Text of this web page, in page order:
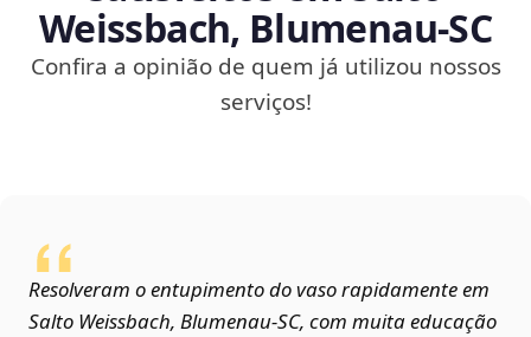
Weissbach, Blumenau‑SC
Confira a opinião de quem já utilizou nossos
serviços!
Resolveram o entupimento do vaso rapidamente em
Salto Weissbach, Blumenau‑SC, com muita educação